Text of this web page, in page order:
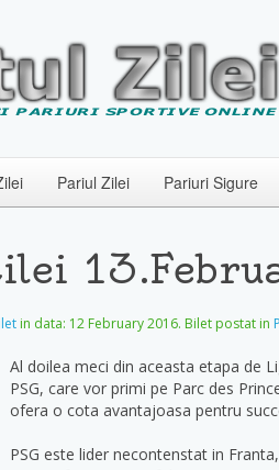
Pariul Zilei Pariuri Sigure
in data: 12 February 2016. Bilet postat in
Al doilea meci din aceasta etapa de
PSG, care vor primi pe Parc des
ofera o cota avantajoasa pentru
PSG este lider necontenstat in